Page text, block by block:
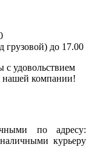
грузовой) до 17.00
с удовольствием
нашей компании!
по адресу:
курьеру